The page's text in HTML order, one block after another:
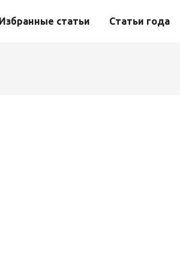
Избранные статьи Статьи года